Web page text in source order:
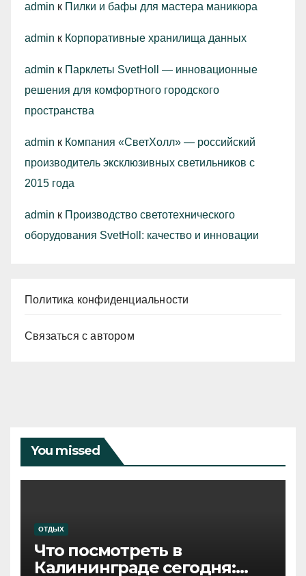
admin к Пилки и бафы для мастера маникюра
admin к Корпоративные хранилища данных
admin к Парклеты SvetHoll — инновационные
решения для комфортного городского
пространства
admin к Компания «СветХолл» — российский
производитель эксклюзивных светильников с
2015 года
admin к Производство светотехнического
оборудования SvetHoll: качество и инновации
Политика конфиденциальности
Связаться с автором
You missed
ОТДЫХ
Что посмотреть в
Калининграде сегодня: